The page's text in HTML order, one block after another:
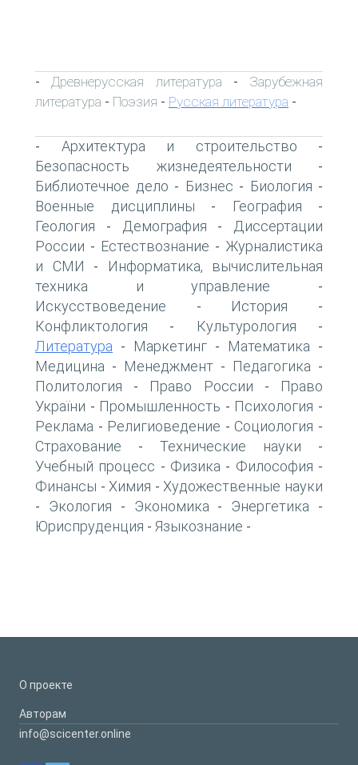
- Древнерусская литература - Зарубежная
литература - Поэзия - Русская литература -
- Архитектура и строительство -
Безопасность жизнедеятельности -
Библиотечное дело - Бизнес - Биология -
Военные дисциплины - География -
Геология - Демография -
Диссертации
России - Естествознание - Журналистика
и СМИ -
Информатика, вычислительная
техника и управление -
Искусствоведение - История -
Конфликтология - Культурология -
Литература - Маркетинг - Математика -
Медицина - Менеджмент - Педагогика -
Политология - Право России -
Право
України - Промышленность - Психология -
Реклама - Религиоведение - Социология -
Страхование - Технические науки -
Учебный процесс - Физика - Философия -
Финансы - Химия - Художественные науки
- Экология - Экономика - Энергетика -
Юриспруденция - Языкознание -
О проекте
Авторам
info@scicenter.online